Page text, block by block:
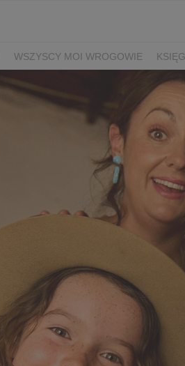
WSZYSCY MOI WROGOWIE
BARANEK SHAUN I
LUNA I ROZGADANA ŚWINKA